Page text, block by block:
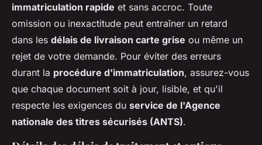
immatriculation rapide et sans accroc. Toute
omission ou inexactitude peut entraîner un retard
dans les délais de livraison carte grise ou même un
rejet de votre demande. Pour éviter des erreurs
durant la procédure d'immatriculation, assurez-vous
que chaque document soit à jour, lisible, et qu'il
respecte les exigences du service de l'Agence
nationale des titres sécurisés (ANTS).